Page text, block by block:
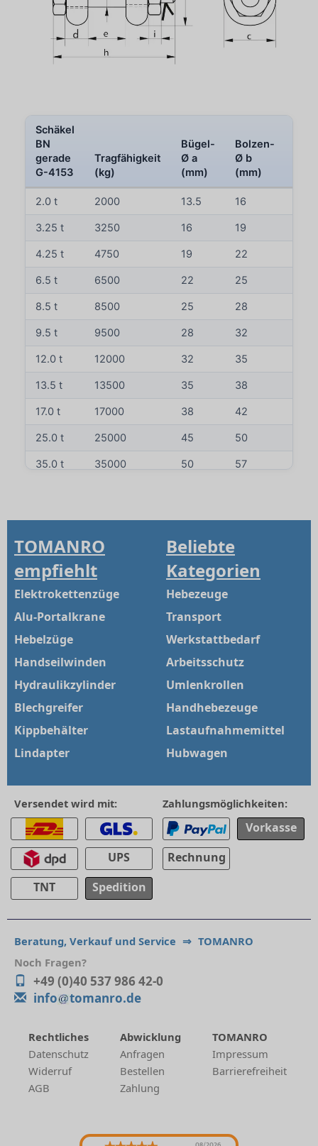
Schäkel
BN
gerade
G-4153
Tragfähigkeit
(kg)
Bügel-
Ø a
(mm)
Bolzen-
Ø b
(mm)
2.0 t 2000 13.5 16
3.25 t 3250 16 19
4.25 t 4750 19 22
6.5 t 6500 22 25
8.5 t 8500 25 28
9.5 t 9500 28 32
12.0 t 12000 32 35
13.5 t 13500 35 38
17.0 t 17000 38 42
25.0 t 25000 45 50
35.0 t 35000 50 57
85.0 t 85000 75
TOMANRO
empfiehlt
Elektrokettenzüge
Alu-Portalkrane
Hebelzüge
Handseilwinden
Hydraulikzylinder
Blechgreifer
Kippbehälter
Lindapter
Beliebte
Kategorien
Hebezeuge
Transport
Werkstattbedarf
Arbeitsschutz
Umlenkrollen
Handhebezeuge
Lastaufnahmemittel
Hubwagen
Versendet wird mit:
UPS
TNT
Spedition
Zahlungsmöglichkeiten:
Vorkasse
Rechnung
Beratung, Verkauf und Service ⇒ TOMANRO
Noch Fragen?
+49 (0)40 537 986 42-0
info
tomanro.de
Rechtliches
Datenschutz
Widerruf
AGB
Abwicklung
Anfragen
Bestellen
Zahlung
TOMANRO
Impressum
Barrierefreiheit